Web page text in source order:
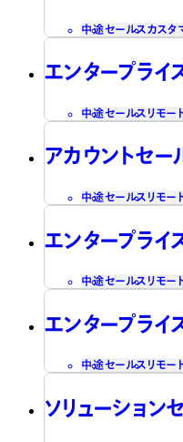
中途セールス カスタ
エンタープライ
中途セールス リモー
アカウントセ
中途セールス リモー
エンタープライ
中途セールス リモー
エンタープライ
中途セールス リモー
ソリューション